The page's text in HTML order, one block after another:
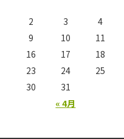
« 4月
2
3 4
9
10 11
16
17 18
23
24 25
30
31